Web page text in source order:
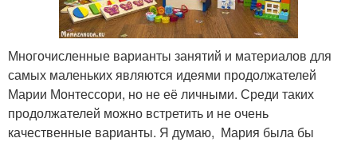
Многочисленные варианты занятий и материалов для
самых маленьких являются идеями продолжателей
Марии Монтессори, но не её личными. Среди таких
продолжателей можно встретить и не очень
качественные варианты. Я думаю, Мария была бы